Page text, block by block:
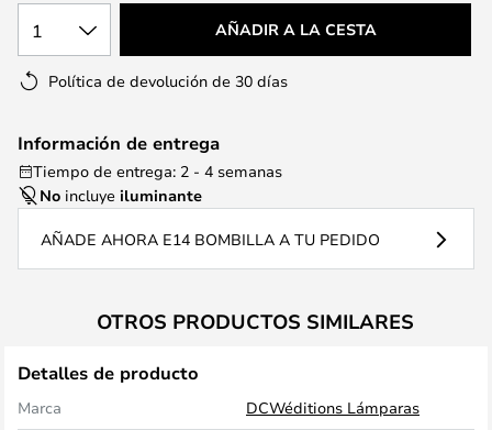
1 AÑADIR A LA CESTA
Política de devolución de 30 días
Información de entrega
Tiempo de entrega: 2 - 4 semanas
No incluye iluminante
AÑADE AHORA E14 BOMBILLA A TU PEDIDO
OTROS PRODUCTOS SIMILARES
Detalles de producto
Marca
DCWéditions Lámparas